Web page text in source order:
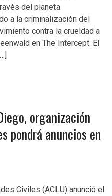
del planeta
a la criminalización del
contra la crueldad a
en The Intercept. El
organización
pondrá anuncios en
Civiles (ACLU) anunció el